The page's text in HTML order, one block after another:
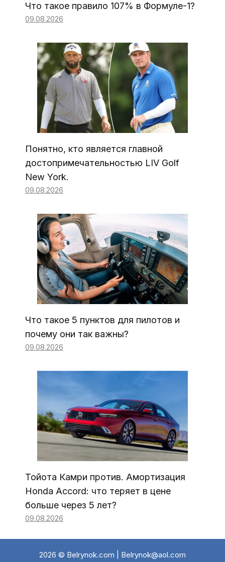
Что такое правило 107% в Формуле-1?
09.08.2026
Понятно, кто является главной
достопримечательностью LIV Golf
New York.
09.08.2026
Что такое 5 пунктов для пилотов и
почему они так важны?
09.08.2026
Тойота Камри против. Амортизация
Honda Accord: что теряет в цене
больше через 5 лет?
09.08.2026
2026 © Belrynok.com | Belrynok@aol.com